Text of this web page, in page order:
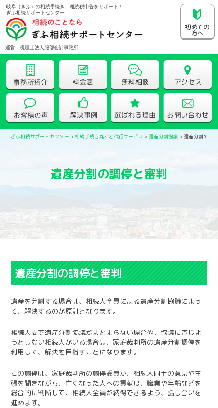
岐阜（ぎふ）の相続手続き、相続税申告をサポート！
ぎふ相続サポートセンター
運営：税理士法人服部会計事務所
初めての
方へ
ぎふ相続サポートセンター >相続手続き丸ごと代行サービス > 遺産分割協議 > 遺産分割の調
遺産分割の調停と審判
遺産分割の調停と審判
遺産を分割する場合は、相続人全員による遺産分割協議によっ
て、解決するのが原則となります。
相続人間で遺産分割協議がまとまらない場合や、協議に応じよ
うとしない相続人がいる場合は、家庭裁判所の遺産分割調停を
利用して、解決を目指すことになります。
この調停は、家庭裁判所の調停委員が、相続人同士の意見や主
張を聞きながら、亡くなった人への貢献度、職業や年齢などを
総合的に判断して、相続人全員が納得できるよう、話し合いを
進めます。